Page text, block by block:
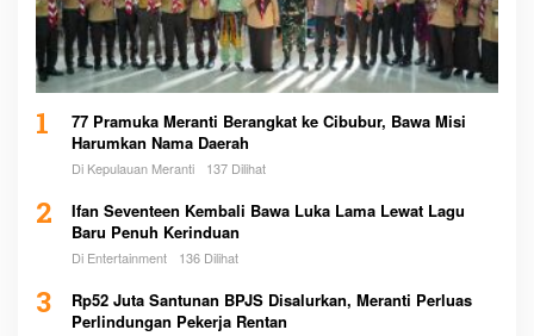
1
77 Pramuka Meranti Berangkat ke Cibubur, Bawa Misi
Harumkan Nama Daerah
Di Kepulauan Meranti 137 Dilihat
2
Ifan Seventeen Kembali Bawa Luka Lama Lewat Lagu
Baru Penuh Kerinduan
Di Entertainment 136 Dilihat
3
Rp52 Juta Santunan BPJS Disalurkan, Meranti Perluas
Perlindungan Pekerja Rentan